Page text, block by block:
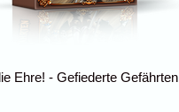
Ehre! - Gefiederte Gefährten